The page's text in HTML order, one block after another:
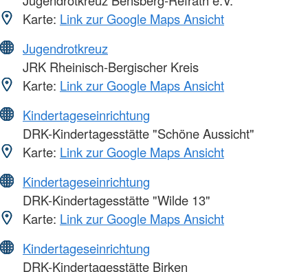
Karte: Link zur Google Maps Ansicht
Jugendrotkreuz
JRK Rheinisch-Bergischer Kreis
Karte: Link zur Google Maps Ansicht
Kindertageseinrichtung
DRK-Kindertagesstätte "Schöne Aussicht"
Karte: Link zur Google Maps Ansicht
Kindertageseinrichtung
DRK-Kindertagesstätte "Wilde 13"
Karte: Link zur Google Maps Ansicht
Kindertageseinrichtung
DRK-Kindertagesstätte Birken